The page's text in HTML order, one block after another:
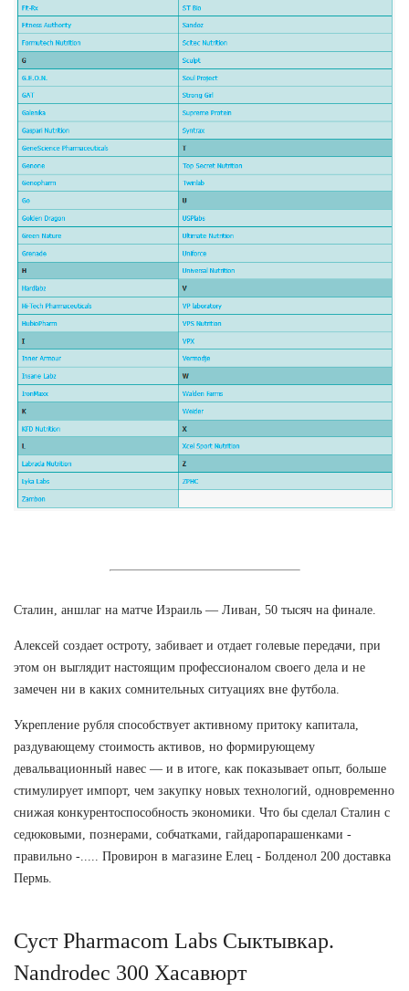
Сталин, аншлаг на матче Израиль — Ливан, 50 тысяч на финале.
Алексей создает остроту, забивает и отдает голевые передачи, при
этом он выглядит настоящим профессионалом своего дела и не
замечен ни в каких сомнительных ситуациях вне футбола.
Укрепление рубля способствует активному притоку капитала,
раздувающему стоимость активов, но формирующему
девальвационный навес — и в итоге, как показывает опыт, больше
стимулирует импорт, чем закупку новых технологий, одновременно
снижая конкурентоспособность экономики. Что бы сделал Сталин с
седюковыми, познерами, собчатками, гайдаропарашенками -
правильно -..... Провирон в магазине Елец - Болденол 200 доставка
Пермь.
Суст Pharmacom Labs Сыктывкар.
Nandrodec 300 Хасавюрт